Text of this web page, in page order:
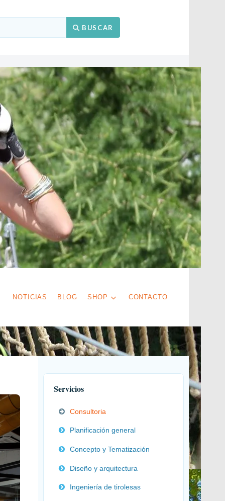
BUSCAR
NOTICIAS BLOG SHOP CONTACTO
Servicios
Consultoria
Planificación general
Concepto y Tematización
Diseño y arquitectura
Ingeniería de tirolesas